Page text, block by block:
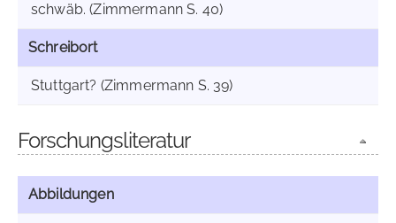
schwäb. (Zimmermann S. 40)
Schreibort
Stuttgart? (Zimmermann S. 39)
Forschungsliteratur
Abbildungen